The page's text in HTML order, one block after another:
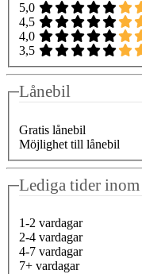
5,0
4,5
4,0
3,5
Lånebil
Gratis lånebil
Möjlighet till lånebil
Lediga tider inom
1-2 vardagar
2-4 vardagar
4-7 vardagar
7+ vardagar